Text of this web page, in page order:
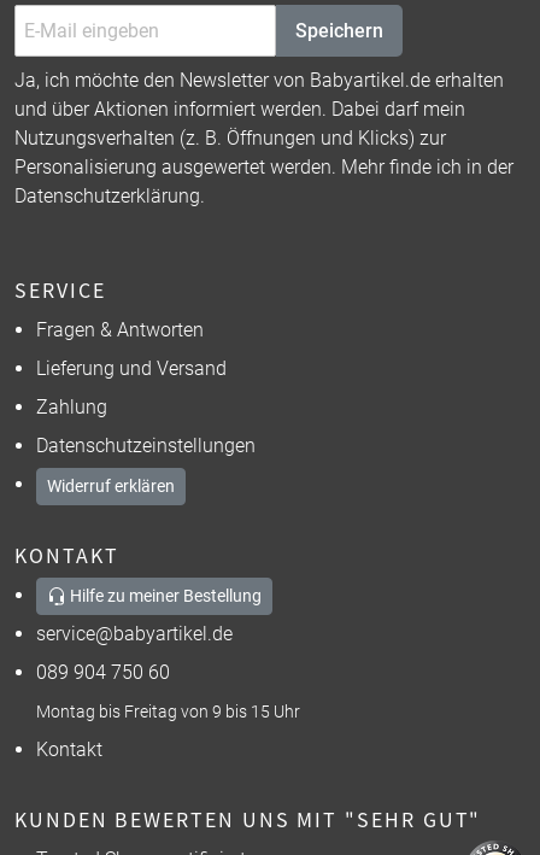
Speichern
Ja, ich möchte den Newsletter von Babyartikel.de erhalten
und über Aktionen informiert werden. Dabei darf mein
Nutzungsverhalten (z. B. Öffnungen und Klicks) zur
Personalisierung ausgewertet werden. Mehr finde ich in der
Datenschutzerklärung.
SERVICE
Fragen & Antworten
Lieferung und Versand
Zahlung
Datenschutzeinstellungen
Widerruf erklären
KONTAKT
Hilfe zu meiner Bestellung
service@babyartikel.de
089 904 750 60
Montag bis Freitag von 9 bis 15 Uhr
Kontakt
KUNDEN BEWERTEN UNS MIT "SEHR GUT"